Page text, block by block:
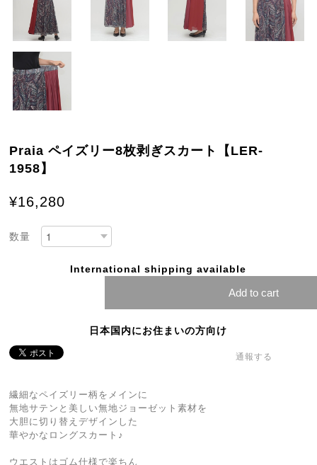
Praia ペイズリー8枚剥ぎスカート【LER-
1958】
¥16,280
数量
International shipping available
Add to cart
日本国内にお住まいの方向け
通報する
繊細なペイズリー柄をメインに
無地サテンと美しい無地ジョーゼット素材を
大胆に切り替えデザインした
華やかなロングスカート♪
ウエストはゴム仕様で楽ちん